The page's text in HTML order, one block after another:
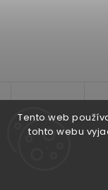
Tento web
tohto webu